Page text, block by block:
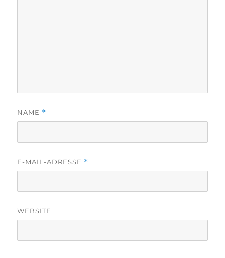
NAME *
E-MAIL-ADRESSE *
WEBSITE